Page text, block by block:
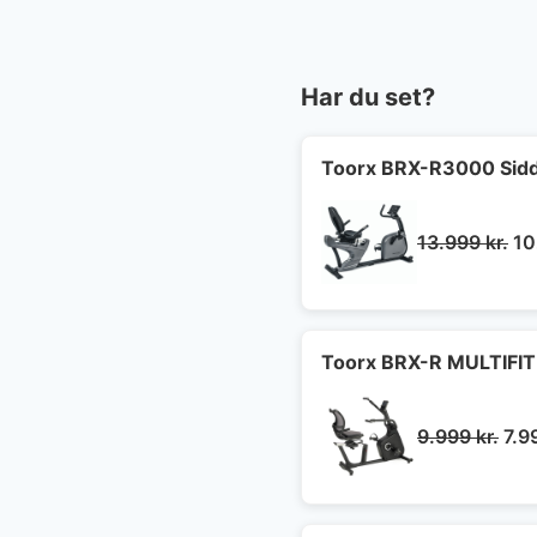
Har du set?
Toorx BRX-R3000
13.999kr.
Toorx BRX-R
9.999kr.